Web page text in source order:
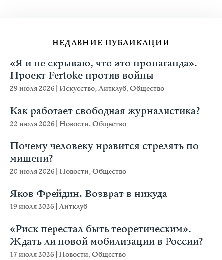
НЕДАВНИЕ ПУБЛИКАЦИИ
«Я и не скрываю, что это пропаганда».
Проект Fertoke против войны
29 июля 2026 Искусство,Литклуб,Общество
Как работает свободная журналистика?
22 июля 2026 Новости,Общество
Почему человеку нравится стрелять по
мишени?
20 июля 2026 Новости,Общество
Яков Фрейдин. Возврат в никуда
19 июля 2026 Литклуб
«Риск перестал быть теоретическим».
Ждать ли новой мобилизации в России?
17 июля 2026 Новости,Общество